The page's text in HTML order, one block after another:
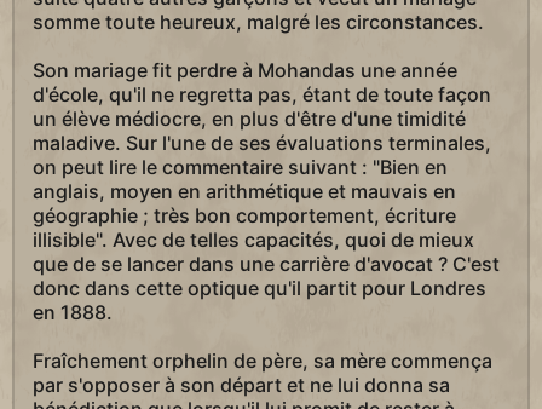
somme toute heureux, malgré les circonstances.
Son mariage fit perdre à Mohandas une année
d'école, qu'il ne regretta pas, étant de toute façon
un élève médiocre, en plus d'être d'une timidité
maladive. Sur l'une de ses évaluations terminales,
on peut lire le commentaire suivant : "Bien en
anglais, moyen en arithmétique et mauvais en
géographie ; très bon comportement, écriture
illisible". Avec de telles capacités, quoi de mieux
que de se lancer dans une carrière d'avocat ? C'est
donc dans cette optique qu'il partit pour Londres
en 1888.
Fraîchement orphelin de père, sa mère commença
par s'opposer à son départ et ne lui donna sa